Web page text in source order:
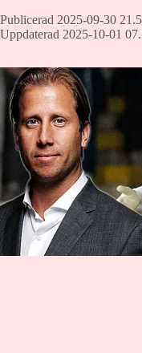
Publicerad 2025-09-30
Uppdaterad 2025-10-01